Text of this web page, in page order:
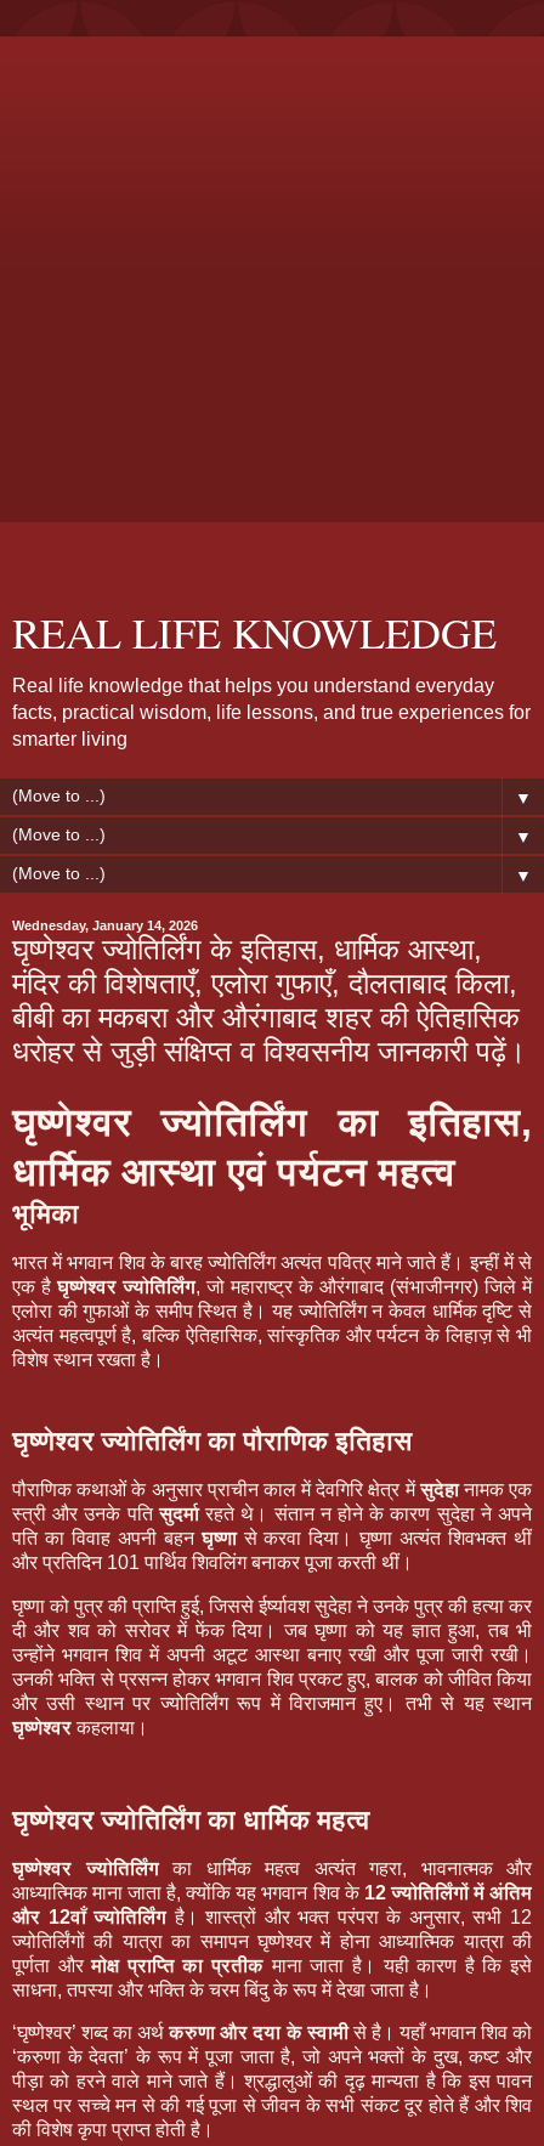
REAL LIFE KNOWLEDGE
Real life knowledge that helps you understand everyday
facts, practical wisdom, life lessons, and true experiences for
smarter living
▼
▼
▼
Wednesday, January 14, 2026
घृष्णेश्वर ज्योतिर्लिंग के इतिहास, धार्मिक आस्था,
मंदिर की विशेषताएँ, एलोरा गुफाएँ, दौलताबाद किला,
बीबी का मकबरा और औरंगाबाद शहर की ऐतिहासिक
धरोहर से जुड़ी संक्षिप्त व विश्वसनीय जानकारी पढ़ें।
घृष्णेश्वर ज्योतिर्लिंग का इतिहास,
धार्मिक आस्था एवं पर्यटन महत्व
भूमिका
भारत में भगवान शिव के बारह ज्योतिर्लिंग अत्यंत पवित्र माने जाते हैं। इन्हीं में से
एक हैघृष्णेश्वर ज्योतिर्लिंग, जो महाराष्ट्र के औरंगाबाद (संभाजीनगर) जिले में
एलोरा की गुफाओं के समीप स्थित है। यह ज्योतिर्लिंग न केवल धार्मिक दृष्टि से
अत्यंत महत्वपूर्ण है, बल्कि ऐतिहासिक, सांस्कृतिक और पर्यटन के लिहाज़ से भी
विशेष स्थान रखता है।
घृष्णेश्वर ज्योतिर्लिंग का पौराणिक इतिहास
पौराणिक कथाओं के अनुसार प्राचीन काल में देवगिरि क्षेत्र मेंसुदेहानामक एक
स्त्री और उनके पतिसुदर्मारहते थे। संतान न होने के कारण सुदेहा ने अपने
पति का विवाह अपनी बहनघृष्णासे करवा दिया। घृष्णा अत्यंत शिवभक्त थीं
और प्रतिदिन 101 पार्थिव शिवलिंग बनाकर पूजा करती थीं।
घृष्णा को पुत्र की प्राप्ति हुई, जिससे ईर्ष्यावश सुदेहा ने उनके पुत्र की हत्या कर
दी और शव को सरोवर में फेंक दिया। जब घृष्णा को यह ज्ञात हुआ, तब भी
उन्होंने भगवान शिव में अपनी अटूट आस्था बनाए रखी और पूजा जारी रखी।
उनकी भक्ति से प्रसन्न होकर भगवान शिव प्रकट हुए, बालक को जीवित किया
और उसी स्थान पर ज्योतिर्लिंग रूप में विराजमान हुए। तभी से यह स्थान
घृष्णेश्वरकहलाया।
घृष्णेश्वर ज्योतिर्लिंग का धार्मिक महत्व
घृष्णेश्वर ज्योतिर्लिंगका धार्मिक महत्व अत्यंत गहरा, भावनात्मक और
आध्यात्मिक माना जाता है, क्योंकि यह भगवान शिव के 12 ज्योतिर्लिंगों में अंतिम
और 12वाँ ज्योतिर्लिंगहै। शास्त्रों और भक्त परंपरा के अनुसार, सभी 12
ज्योतिर्लिंगों की यात्रा का समापन घृष्णेश्वर में होना आध्यात्मिक यात्रा की
पूर्णता औरमोक्ष प्राप्ति का प्रतीक माना जाता है। यही कारण है कि इसे
साधना, तपस्या और भक्ति के चरम बिंदु के रूप में देखा जाता है।
‘घृष्णेश्वर’ शब्द का अर्थकरुणा और दया के स्वामीसे है। यहाँ भगवान शिव को
‘करुणा के देवता’ के रूप में पूजा जाता है, जो अपने भक्तों के दुख, कष्ट और
पीड़ा को हरने वाले माने जाते हैं। श्रद्धालुओं की दृढ़ मान्यता है कि इस पावन
स्थल पर सच्चे मन से की गई पूजा से जीवन के सभी संकट दूर होते हैं और शिव
की विशेष कृपा प्राप्त होती है।